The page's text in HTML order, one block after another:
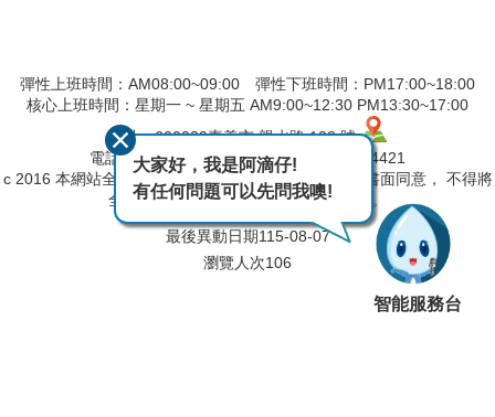
彈性上班時間：AM08:00~09:00 彈性下班時間：PM17:00~18:00
核心上班時間：星期一 ~ 星期五 AM9:00~12:30 PM13:30~17:00
地址：600039嘉義市 親水路 123 號
電話：(05)230-4406 傳真：(05)230-4421
c 2016 本網站全部圖文版權係屬本局所有，非經正式書面同意， 不得將
全部或部分內容，轉載於任何形式媒體。
最後異動日期115-08-07
瀏覽人次106
大家好，我是阿滴仔!
有任何問題可以先問我噢!
智能服務台